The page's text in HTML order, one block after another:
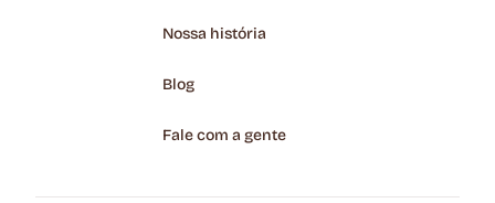
Nossa história
Blog
Fale com a gente